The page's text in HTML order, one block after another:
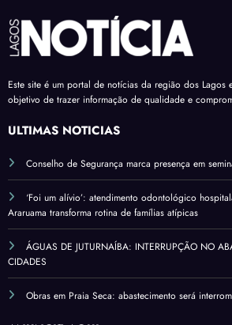
Este site é um portal de notícias da região dos Lagos
objetivo de trazer informação de qualidade e
ÚLTIMAS NOTÍCIAS
Conselho de Segurança marca presença em
‘Foi um alívio’: atendimento odontológico
Araruama transforma rotina de famílias atípicas
ÁGUAS DE JUTURNAÍBA: INTERRUPÇÃO NO
CIDADES
Obras em Praia Seca: abastecimento será